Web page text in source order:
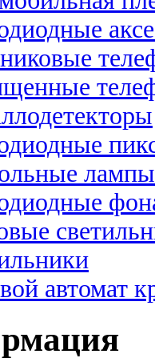
лампы
автомат